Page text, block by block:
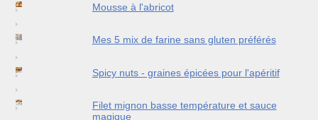
Mousse à l'abricot
Mes 5 mix de farine sans gluten préférés
Spicy nuts - graines épicées pour l'apéritif
Filet mignon basse température et sauce
magique